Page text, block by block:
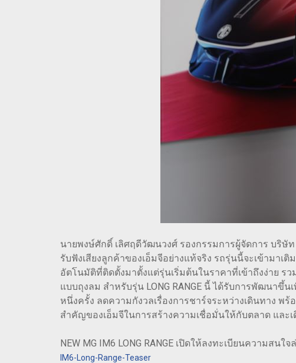
นายพงษ์ศักดิ์ เลิศฤดีวัฒนวงศ์ รองกรรมการผู้จัดการ บริษัท
รับฟังเสียงลูกค้าของเอ็มจีอย่างแท้จริง รถรุ่นนี้จะเข้ามาเ
อัตโนมัติที่ติดตั้งมาตั้งแต่รุ่นเริ่มต้นในราคาที่เข้าถึงง่าย ร
แบบถุงลม สำหรับรุ่น LONG RANGE นี้ ได้รับการพัฒนาขึ้
หนึ่งครั้ง ลดความกังวลเรื่องการชาร์จระหว่างเดินทาง พ
สำคัญของเอ็มจีในการสร้างความเชื่อมั่นให้กับตลาด และ
NEW MG IM6 LONG RANGE เปิดให้ลงทะเบียนความส
IM6-Long-Range-Teaser